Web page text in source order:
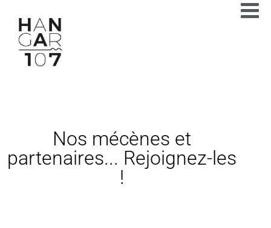
Nos mécènes et
partenaires... Rejoignez-les
!